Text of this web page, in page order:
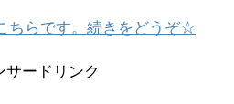
ちらです。続きをどうぞ☆
サードリンク